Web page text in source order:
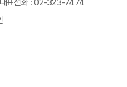
대표전화 : 02-323-7474